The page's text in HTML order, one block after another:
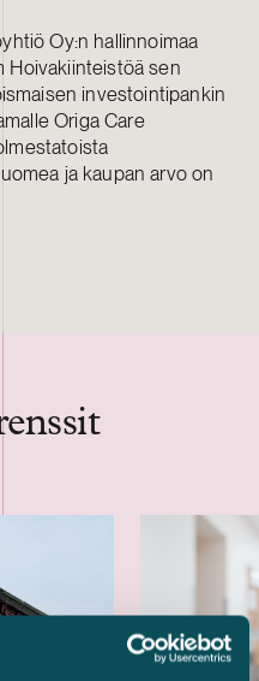
Oy:n hallinnoimaa
Hoivakiinteistöä sen
investointipankin
Origa Care
ja kaupan arvo on